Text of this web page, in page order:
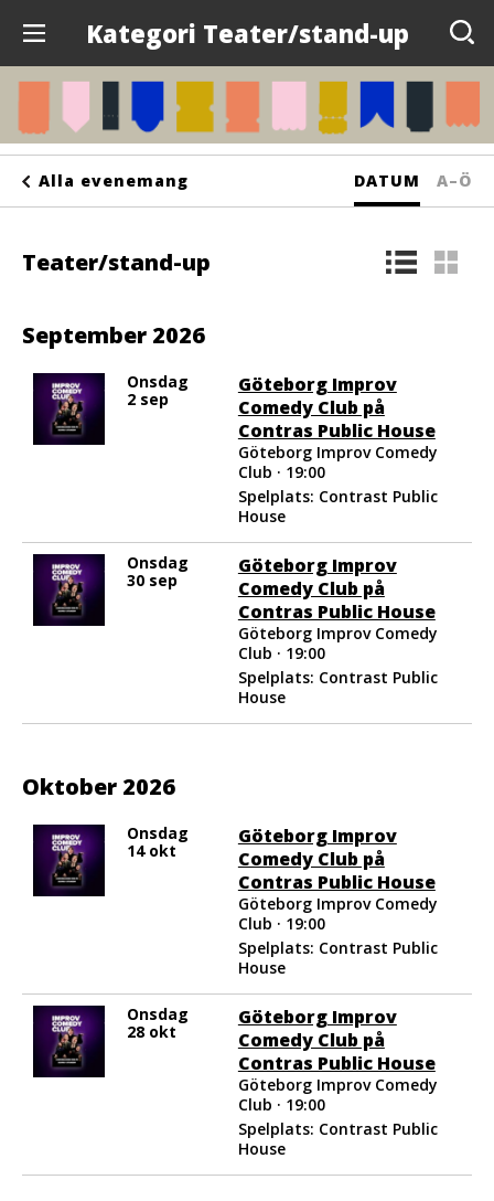
Kategori Teater/stand-up
Anslagstavlan
Arrangörer
Alla evenemang Sortera
DATUM A–Ö
Teater/stand-up
September 2026
Onsdag
2 sep
Göteborg Improv
Comedy Club på
Contras Public House
Göteborg Improv Comedy
Club · 19:00
Spelplats: Contrast Public
House
Onsdag
30 sep
Göteborg Improv
Comedy Club på
Contras Public House
Göteborg Improv Comedy
Club · 19:00
Spelplats: Contrast Public
House
Oktober 2026
Onsdag
14 okt
Göteborg Improv
Comedy Club på
Contras Public House
Göteborg Improv Comedy
Club · 19:00
Spelplats: Contrast Public
House
Onsdag
28 okt
Göteborg Improv
Comedy Club på
Contras Public House
Göteborg Improv Comedy
Club · 19:00
Spelplats: Contrast Public
House